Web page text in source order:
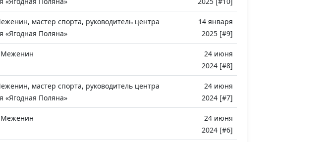
мастер спорта, руководитель центра
«Ягодная Поляна»
14 января
2025 [#9]
24 июня
2024 [#8]
мастер спорта, руководитель центра
«Ягодная Поляна»
24 июня
2024 [#7]
24 июня
2024 [#6]